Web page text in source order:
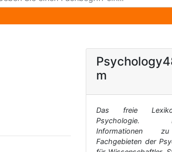
m
Das freie
Psychologie.
Informationen
Fachgebieten der